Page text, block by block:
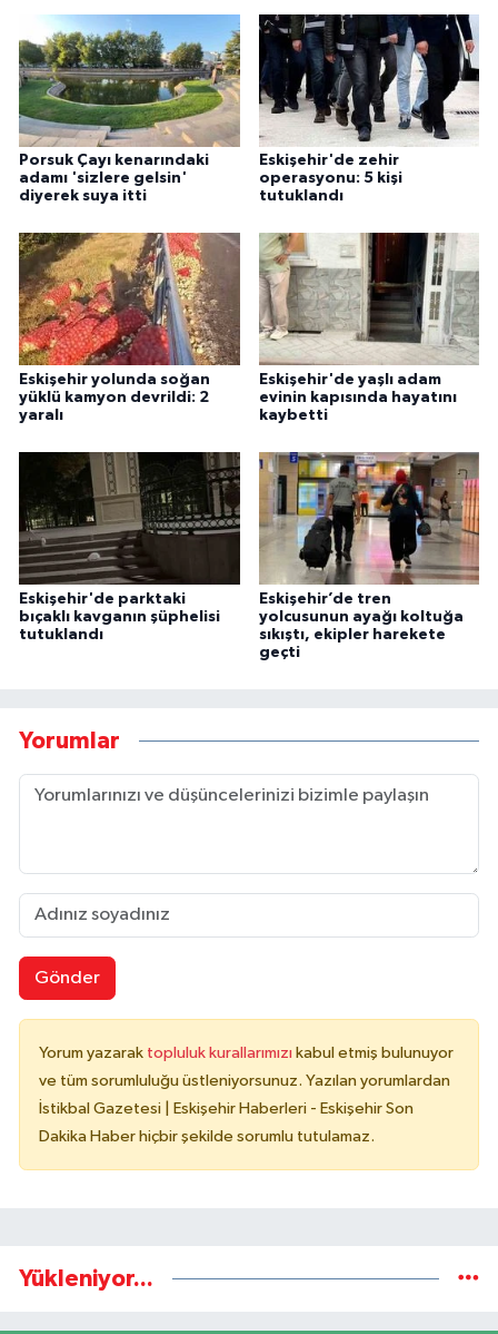
Porsuk Çayı kenarındaki
adamı 'sizlere gelsin'
diyerek suya itti
Eskişehir'de zehir
operasyonu: 5 kişi
tutuklandı
Eskişehir yolunda soğan
yüklü kamyon devrildi: 2
yaralı
Eskişehir'de yaşlı adam
evinin kapısında hayatını
kaybetti
Eskişehir'de parktaki
bıçaklı kavganın şüphelisi
tutuklandı
Eskişehir’de tren
yolcusunun ayağı koltuğa
sıkıştı, ekipler harekete
geçti
Yorumlar
Gönder
Yorum yazarak topluluk kurallarımızı kabul etmiş bulunuyor
ve tüm sorumluluğu üstleniyorsunuz. Yazılan yorumlardan
İstikbal Gazetesi | Eskişehir Haberleri - Eskişehir Son
Dakika Haber hiçbir şekilde sorumlu tutulamaz.
Yükleniyor...